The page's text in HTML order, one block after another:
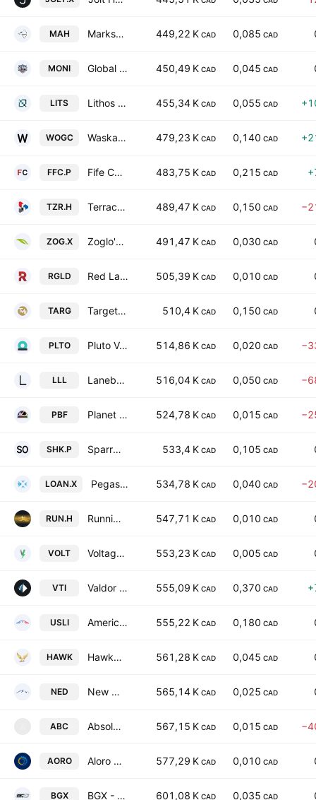
MAH Marksmen Energy Inc. 449,22 K CAD 0,085 CAD
MONI Global Tactical Metals Corp. 450,49 K CAD 0,045 CAD
LITS Lithos Group Ltd 455,34 K CAD 0,055 CAD
WOGC Waskahigan Oil & Gas Corp. 479,23 K CAD 0,140 CAD
FFC.P Fife Capital Corp. 483,75 K CAD 0,215 CAD
TZR.H Terrace Energy Corp. 489,47 K CAD 0,150 CAD
ZOG.X Zoglo's Food Corp 491,47 K CAD 0,030 CAD
RGLD Red Lake Gold Inc 505,39 K CAD 0,010 CAD
TARG Target Metals Corp. 510,4 K CAD 0,150 CAD
PLTO Pluto Ventures, Inc. 514,86 K CAD 0,020 CAD
LLL Lanebury Growth Capital Ltd. 516,04 K CAD 0,050 CAD
PBF Planet Based Foods Global, Inc. 524,78 K CAD 0,015 CAD
SHK.P Sparrowhawk Opportunity Corp. 533,4 K CAD 0,105 CAD
LOAN.X Pegasus Mercantile Inc. 534,78 K CAD 0,040 CAD
RUN.H Running Fox Resource Corp. 547,71 K CAD 0,010 CAD
VOLT Voltage Metals Corp 553,23 K CAD 0,005 CAD
VTI Valdor Technology International Inc 555,09 K CAD 0,370 CAD
USLI American Salars Lithium Inc. 555,22 K CAD 0,180 CAD
HAWK Hawkeye Gold & Diamond Inc. 561,28 K CAD 0,045 CAD
NED New Destiny Mining Corp. 565,14 K CAD 0,025 CAD
ABC Absolutely Critical Resources Corp. 567,15 K CAD 0,015 CAD
AORO Aloro Mining Corp. 577,29 K CAD 0,010 CAD
BGX BGX - Black Gold Exploration Corp. 601,08 K CAD 0,035 CAD